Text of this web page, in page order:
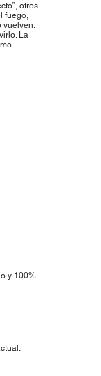
otros
fuego,
vuelven.
La
y 100%